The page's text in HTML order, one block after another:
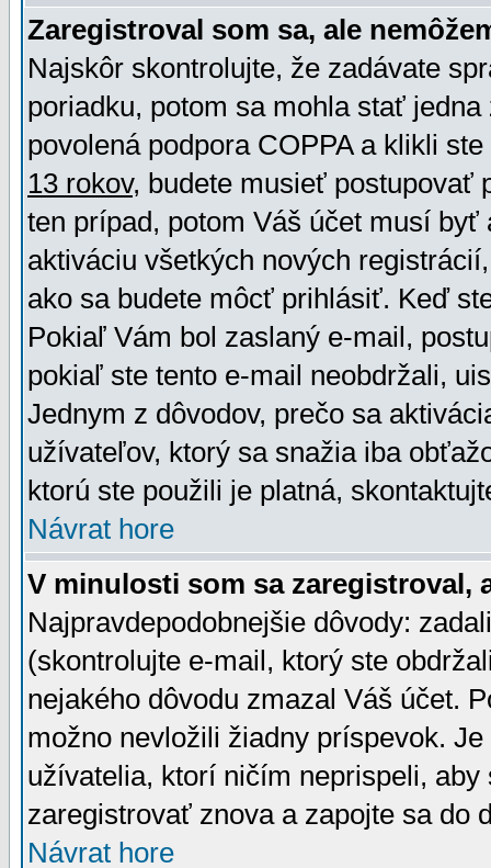
Zaregistroval som sa, ale
Najskôr skontrolujte, že zadávate
poriadku, potom sa mohla stať
povolená podpora COPPA a klikli
13 rokov, budete musieť postupovať
ten prípad, potom Váš účet musí
aktiváciu všetkých nových
ako sa budete môcť prihlásiť. Keď
Pokiaľ Vám bol zaslaný e-mail,
pokiaľ ste tento e-mail neobdržali,
Jednym z dôvodov, prečo sa
užívateľov, ktorý sa snažia iba
ktorú ste použili je platná,
Návrat hore
V minulosti som sa zaregistroval,
Najpravdepodobnejšie dôvody:
(skontrolujte e-mail, ktorý ste
nejakého dôvodu zmazal Váš účet.
možno nevložili žiadny príspevok.
užívatelia, ktorí ničím neprispeli,
zaregistrovať znova a zapojte sa do
Návrat hore